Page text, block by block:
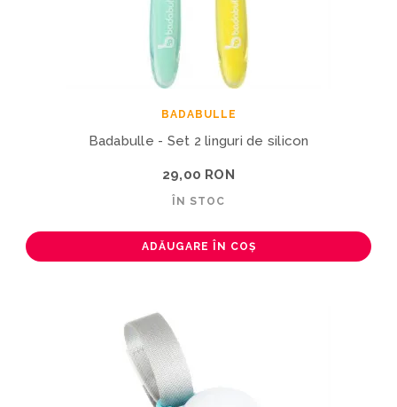
BADABULLE
Badabulle - Set 2 linguri de silicon
29,00 RON
ÎN STOC
ADĂUGARE ÎN COȘ